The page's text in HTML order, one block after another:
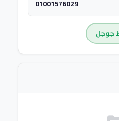
01001576029
جوجل